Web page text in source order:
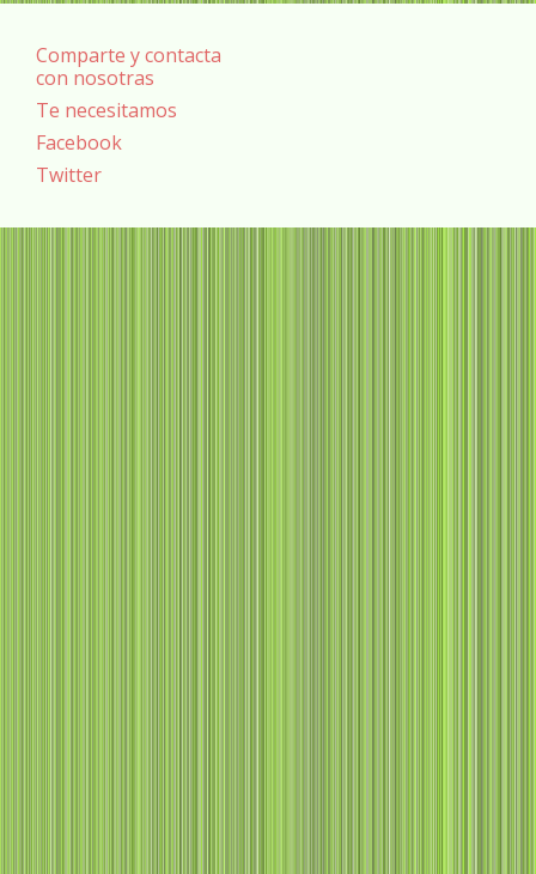
Comparte y contacta
con nosotras
Te necesitamos
Facebook
Twitter